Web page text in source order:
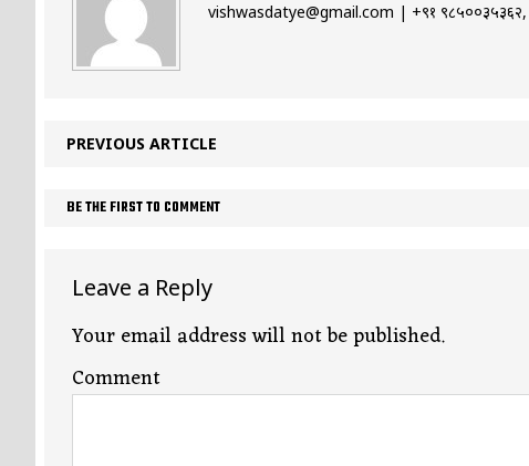
vishwasdatye@gmail.com | +९१ ९८५००३५३६२,
PREVIOUS ARTICLE
BE THE FIRST TO COMMENT
Leave a Reply
Your email address will not be published.
Comment